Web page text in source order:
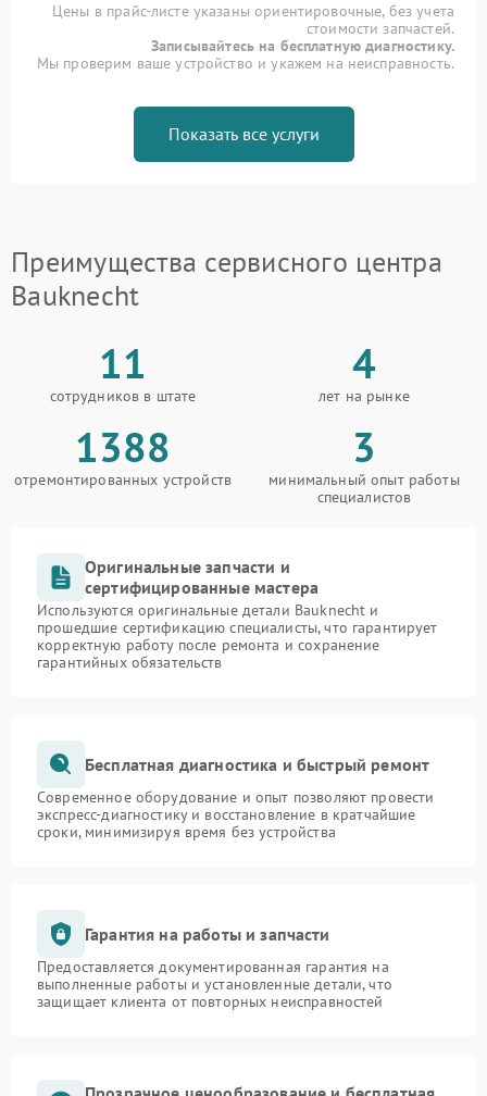
Цены в прайс-листе указаны ориентировочные, без учета
стоимости запчастей.
Записывайтесь на бесплатную диагностику.
Мы проверим ваше устройство и укажем на неисправность.
Показать все услуги
Преимущества сервисного центра
Bauknecht
11
сотрудников в штате
4
лет на рынке
1388
отремонтированных устройств
3
минимальный опыт работы
специалистов
Оригинальные запчасти и
сертифицированные мастера
Используются оригинальные детали Bauknecht и
прошедшие сертификацию специалисты, что гарантирует
корректную работу после ремонта и сохранение
гарантийных обязательств
Бесплатная диагностика и быстрый ремонт
Современное оборудование и опыт позволяют провести
экспресс-диагностику и восстановление в кратчайшие
сроки, минимизируя время без устройства
Гарантия на работы и запчасти
Предоставляется документированная гарантия на
выполненные работы и установленные детали, что
защищает клиента от повторных неисправностей